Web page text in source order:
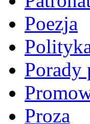
Poezja
Porady
Proza